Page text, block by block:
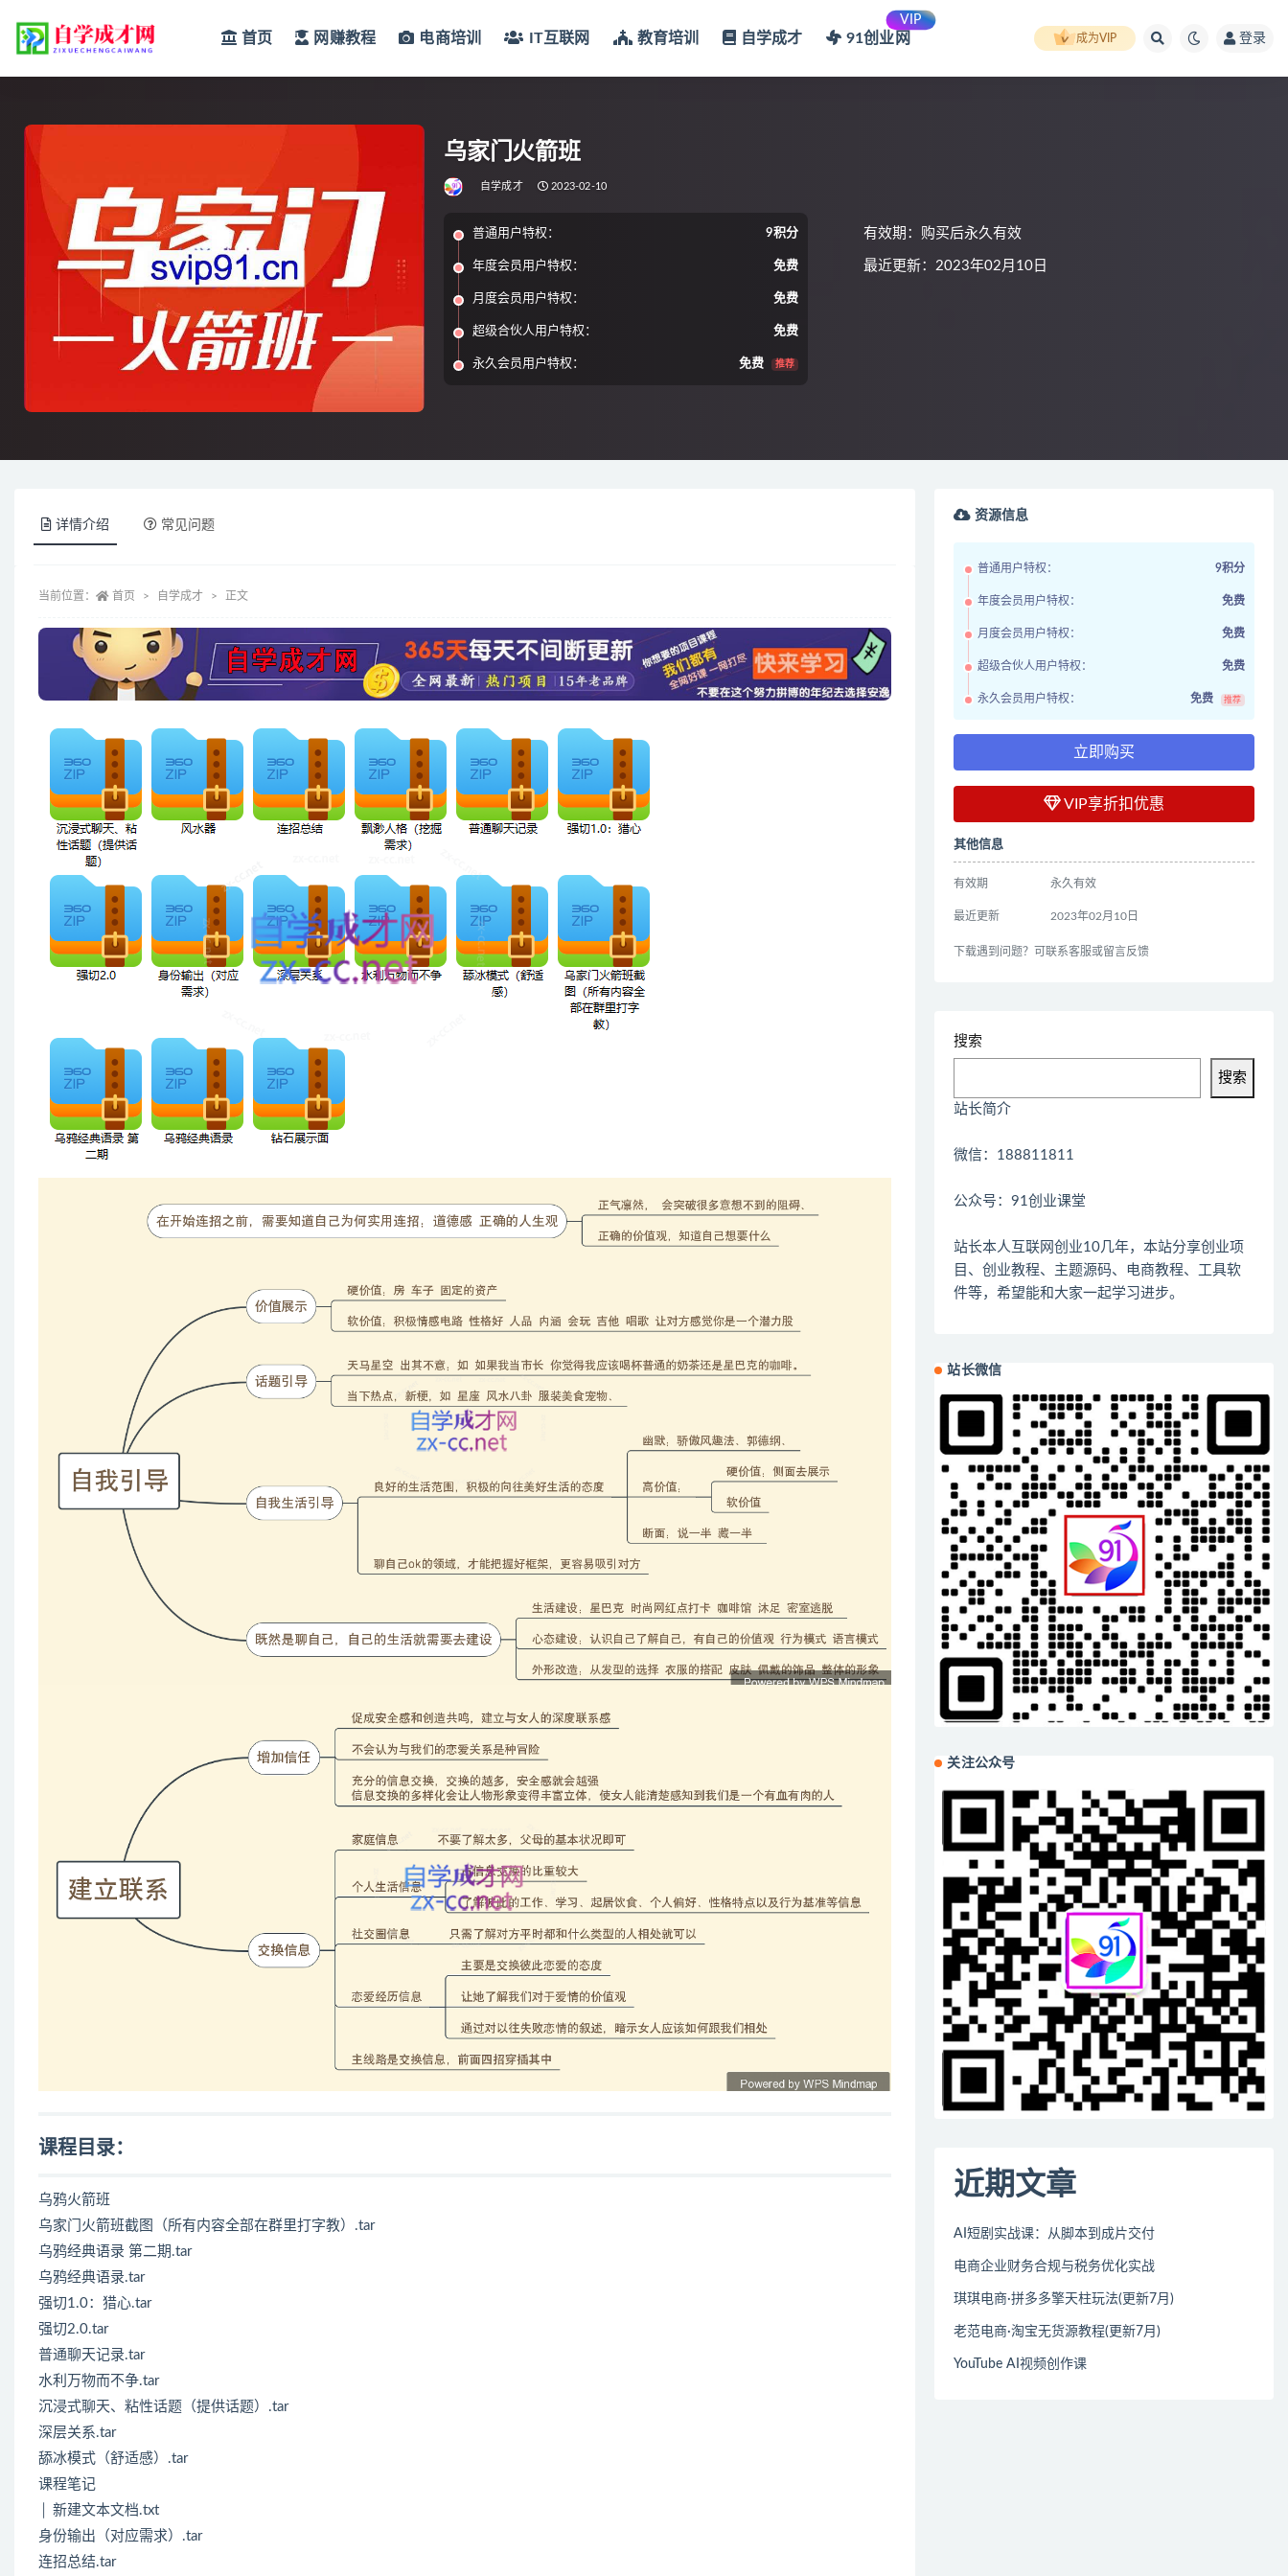
首页 网赚教程 电商培训 IT互联网 教育培训 自学成才 91创业网
VIP
成为VIP 登录
乌家门火箭班
自学成才 2023-02-10
普通用户特权： 9积分
年度会员用户特权： 免费
月度会员用户特权： 免费
超级合伙人用户特权： 免费
永久会员用户特权： 免费 推荐
有效期：购买后永久有效
最近更新：2023年02月10日
详情介绍 常见问题
当前位置： 首页 自学成才 正文
课程目录：
乌鸦火箭班
乌家门火箭班截图（所有内容全部在群里打字教）.tar
乌鸦经典语录 第二期.tar
乌鸦经典语录.tar
强切1.0：猎心.tar
强切2.0.tar
普通聊天记录.tar
水利万物而不争.tar
沉浸式聊天、粘性话题（提供话题）.tar
深层关系.tar
舔冰模式（舒适感）.tar
课程笔记
│ 新建文本文档.txt
身份输出（对应需求）.tar
连招总结.tar
资源信息
普通用户特权： 9积分
年度会员用户特权： 免费
月度会员用户特权： 免费
超级合伙人用户特权： 免费
永久会员用户特权： 免费 推荐
立即购买
VIP享折扣优惠
其他信息
有效期 永久有效
最近更新 2023年02月10日
下载遇到问题？可联系客服或留言反馈
搜索
搜索
站长简介
微信：188811811
公众号：91创业课堂
站长本人互联网创业10几年，本站分享创业项
目、创业教程、主题源码、电商教程、工具软
件等，希望能和大家一起学习进步。
站长微信
关注公众号
近期文章
AI短剧实战课：从脚本到成片交付
电商企业财务合规与税务优化实战
琪琪电商·拼多多擎天柱玩法(更新7月)
老范电商·淘宝无货源教程(更新7月)
YouTube AI视频创作课